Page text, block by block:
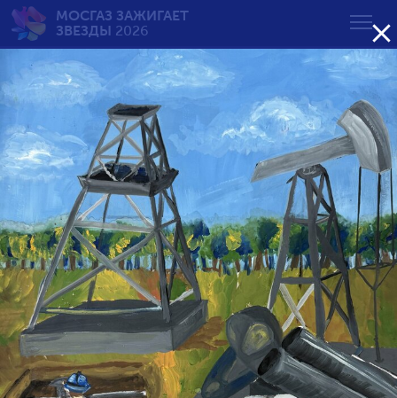
МОСГАЗ ЗАЖИГАЕТ
ЗВЕЗДЫ 2026 
Будни и праздники
газовой службы
от 11 до 14 лет
Возрастная группа:
от 7 до 10 лет
от 11 до 14 лет
от 15 до 18 лет
Сортировать по результату: